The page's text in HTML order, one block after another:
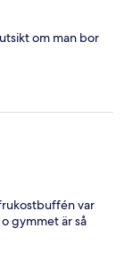
om man bor
var
gymmet är så